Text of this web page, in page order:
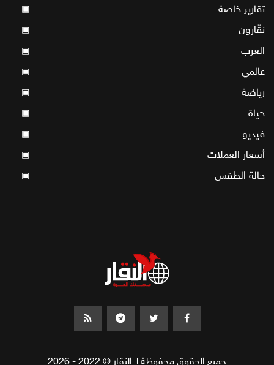
تقارير خاصة ▣
نقّارون ▣
العرب ▣
عالمي ▣
رياضة ▣
حياة ▣
فيديو ▣
أسعار العملات ▣
حالة الطقس ▣
جميع الحقوق محفوظة لـ النقار © 2022 - 2026